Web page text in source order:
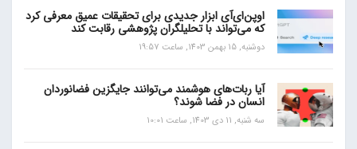
اوپن‌ای‌آی ابزار جدیدی برای تحقیقات عمیق معرفی کرد
که می‌تواند با تحلیلگران پژوهشی رقابت کند
دوشنبه, 15 بهمن 1403, ساعت 19:57
آیا ربات‌های هوشمند می‌توانند جایگزین فضانوردان
انسان در فضا شوند؟
سه شنبه, 11 دی 1403, ساعت 10:01